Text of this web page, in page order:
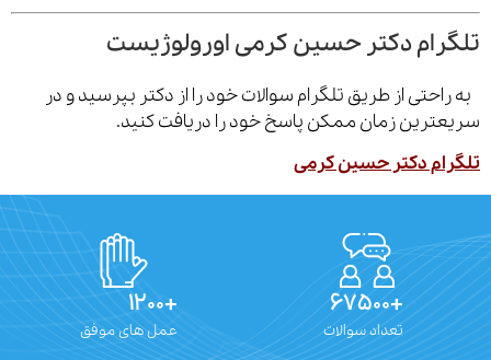
دکتر حسین کرمی اورولوژیست
از طریق تلگرام سوالات خود را از دکتر بپرسید و در
زمان ممکن پاسخ خود را دریافت کنید.
دکتر حسین کرمی
تعداد سوالات عمل های موفق